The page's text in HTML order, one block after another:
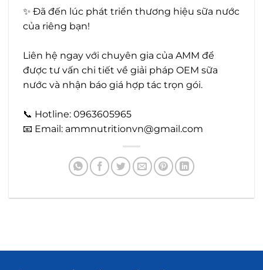
✨ Đã đến lúc phát triển thương hiệu sữa nước
của riêng bạn!
Liên hệ ngay với chuyên gia của AMM để
được tư vấn chi tiết về giải pháp OEM sữa
nước và nhận báo giá hợp tác trọn gói.
📞 Hotline: 0963605965
📧 Email: ammnutritionvn@gmail.com